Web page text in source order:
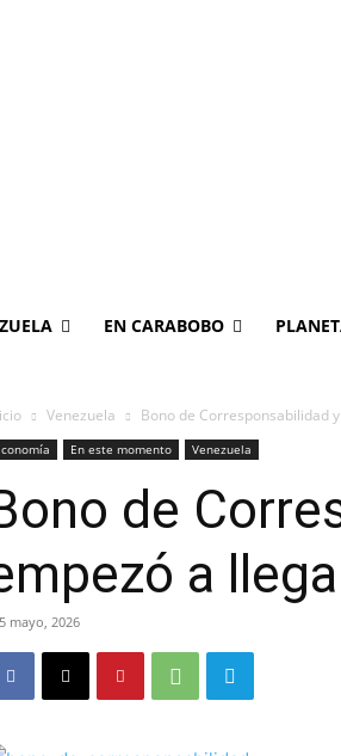
EN CARABOBO
Venezuela Bono de Corresponsabilidad
En este momento Venezuela
de
a
mayo, 2026